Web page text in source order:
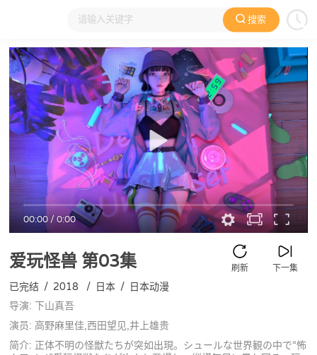
搜索
大家在看 日本动漫 国产动漫 欧美动漫 动漫电影
00:00/0:00
爱玩怪兽 第03集 下一集
刷新
已完结 / 2018 / 日本 / 日本动漫
导演: 下山真吾
演员: 高野麻里佳,西田望见,井上雄贵
简介: 正体不明の怪獣たちが突如出現。シュールな世界観の中で“怖